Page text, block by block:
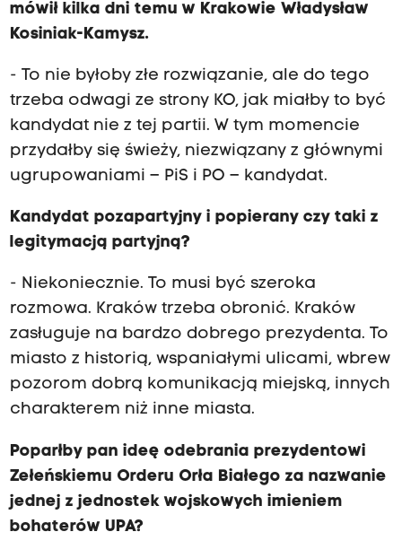
mówił kilka dni temu w Krakowie Władysław
Kosiniak-Kamysz.
- To nie byłoby złe rozwiązanie, ale do tego
trzeba odwagi ze strony KO, jak miałby to być
kandydat nie z tej partii. W tym momencie
przydałby się świeży, niezwiązany z głównymi
ugrupowaniami – PiS i PO – kandydat.
Kandydat pozapartyjny i popierany czy taki z
legitymacją partyjną?
- Niekoniecznie. To musi być szeroka
rozmowa. Kraków trzeba obronić. Kraków
zasługuje na bardzo dobrego prezydenta. To
miasto z historią, wspaniałymi ulicami, wbrew
pozorom dobrą komunikacją miejską, innych
charakterem niż inne miasta.
Poparłby pan ideę odebrania prezydentowi
Zełeńskiemu Orderu Orła Białego za nazwanie
jednej z jednostek wojskowych imieniem
bohaterów UPA?